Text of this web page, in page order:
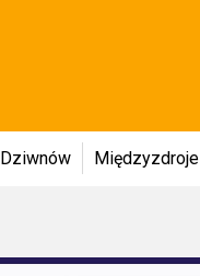
Dziwnów Międzyzdroje